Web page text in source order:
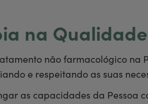
na
não farmacológico na
e respeitando as suas
as capacidades da Pessoa